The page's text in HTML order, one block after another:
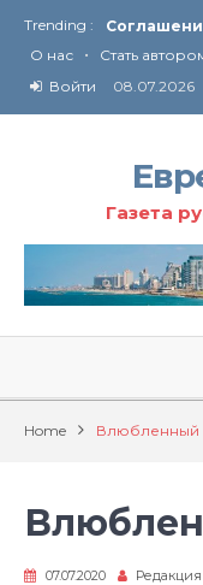
Trending :
О нас • Стать
Войти
08.07.2026
Газета
Home Влюбленный
07.07.2020 Редакция